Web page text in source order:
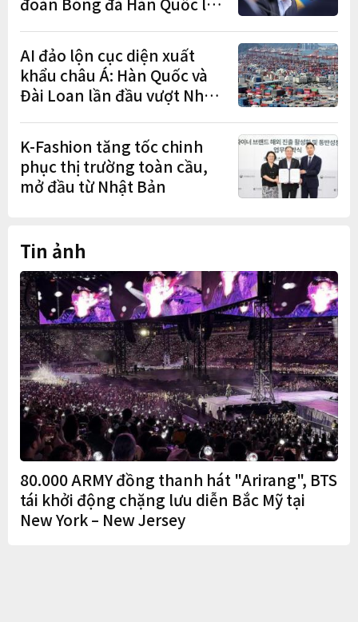
trạng nắm quyền quá lâu"
AI đảo lộn cục diện xuất
khẩu châu Á: Hàn Quốc và
Đài Loan lần đầu vượt Nhật
K-Fashion tăng tốc chinh
phục thị trường toàn cầu,
mở đầu từ Nhật Bản
Tin ảnh
80.000 ARMY đồng thanh hát "Arirang", BTS
tái khởi động chặng lưu diễn Bắc Mỹ tại
New York – New Jersey